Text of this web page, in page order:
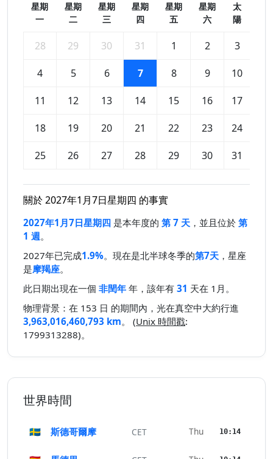
星期
一
星期
二
星期
三
星期
四
星期
五
星期
六
太
陽
28 29 30 31 1 2 3
4 5 6 7 8 9 10
11 12 13 14 15 16 17
18 19 20 21 22 23 24
25 26 27 28 29 30 31
關於 2027年1月7日星期四 的事實
2027年1月7日星期四 是本年度的 第 7 天 ，並且位於 第
1 週。
2027年已完成1.9%。現在是北半球冬季的第7天 ，星座
是摩羯座。
此日期出現在一個 非閏年 年，該年有 31 天在 1月。
物理背景：在 153 日 的期間內，光在真空中大約行進
3,963,016,460,793 km。 (Unix 時間戳:
1799313288)。
世界時間
🇸🇪 斯德哥爾摩 CET Thu 10:14